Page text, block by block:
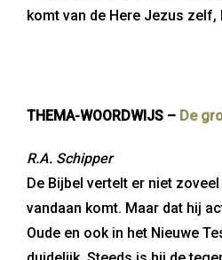
komt van de Here Jezus zelf,
THEMA-WOORDWIJS – De
R.A. Schipper
De Bijbel vertelt er niet
vandaan komt. Maar dat hij
Oude en ook in het Nieuwe